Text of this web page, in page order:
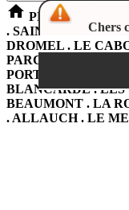
Chers
home PROMOPIZZA
. SAINT-LOUP .
DROMEL . LE
PARC DU 26em
PORT . LA PLAINE
BLANCARDE .
BEAUMONT . LA
. ALLAUCH . LE